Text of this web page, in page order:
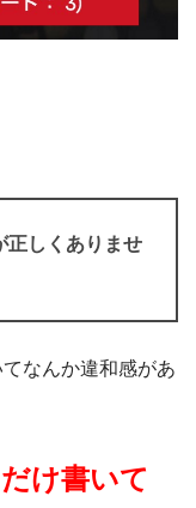
正しくありませ
なんか違和感があ
け書いて